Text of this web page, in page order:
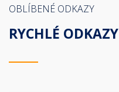
OBLÍBENÉ ODKAZY
RYCHLÉ ODKAZY